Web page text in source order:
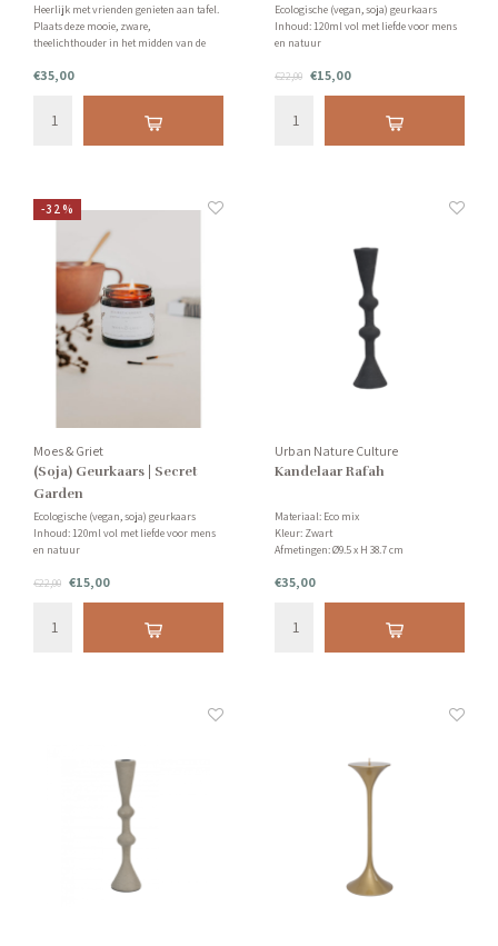
Heerlijk met vrienden genieten aan tafel.
Plaats deze mooie, zware,
theelichthouder in het midden van de
Deze waxinelichthouder heeft plek voor 6
€35,00
Ecologische (vegan, soja) geurkaars
Inhoud: 120ml vol met liefde voor mens
en natuur
zilversparren, patchoeli en vanille!
€22,00 €15,00
-32%
Moes & Griet
(Soja) Geurkaars | Secret
Garden
Ecologische (vegan, soja) geurkaars
Inhoud: 120ml vol met liefde voor mens
en natuur
onder andere jasmijn, grapefruit en
sandelhout!
€22,00 €15,00
Urban Nature Culture
Kandelaar Rafah
Materiaal: Eco mix
Kleur: Zwart
Afmetingen: Ø9.5 x H 38.7 cm
€35,00